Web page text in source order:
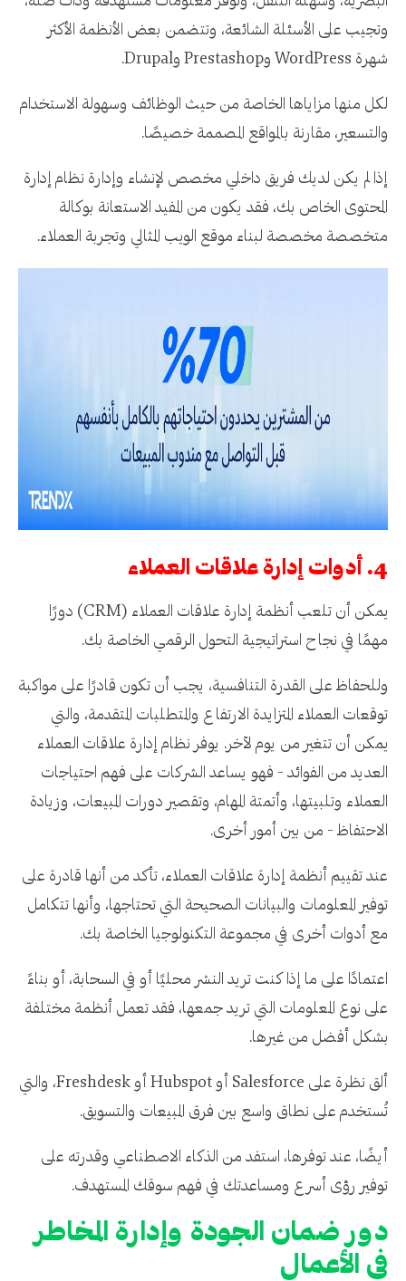
وتجيب على الأسئلة الشائعة، وتتضمن بعض الأنظمة الأكثر
شهرة WordPress وPrestashop وDrupal.
لكل منها مزاياها الخاصة من حيث الوظائف وسهولة الاستخدام
والتسعير، مقارنة بالمواقع المصممة خصيصًا.
إذا لم يكن لديك فريق داخلي مخصص لإنشاء وإدارة نظام إدارة
المحتوى الخاص بك، فقد يكون من المفيد الاستعانة بوكالة
متخصصة مخصصة لبناء موقع الويب المثالي وتجربة العملاء.
4. أدوات إدارة علاقات العملاء
يمكن أن تلعب أنظمة إدارة علاقات العملاء (CRM) دورًا
مهمًا في نجاح استراتيجية التحول الرقمي الخاصة بك.
وللحفاظ على القدرة التنافسية، يجب أن تكون قادرًا على مواكبة
توقعات العملاء المتزايدة الارتفاع والمتطلبات المتقدمة، والتي
يمكن أن تتغير من يوم لآخر. يوفر نظام إدارة علاقات العملاء
العديد من الفوائد - فهو يساعد الشركات على فهم احتياجات
العملاء وتلبيتها، وأتمتة المهام، وتقصير دورات المبيعات، وزيادة
الاحتفاظ - من بين أمور أخرى.
عند تقييم أنظمة إدارة علاقات العملاء، تأكد من أنها قادرة على
توفير المعلومات والبيانات الصحيحة التي تحتاجها، وأنها تتكامل
مع أدوات أخرى في مجموعة التكنولوجيا الخاصة بك.
اعتمادًا على ما إذا كنت تريد النشر محليًا أو في السحابة، أو بناءً
على نوع المعلومات التي تريد جمعها، فقد تعمل أنظمة مختلفة
بشكل أفضل من غيرها.
ألق نظرة على Salesforce أو Hubspot أو Freshdesk، والتي
تُستخدم على نطاق واسع بين فرق المبيعات والتسويق.
أيضًا، عند توفرها، استفد من الذكاء الاصطناعي وقدرته على
توفير رؤى أسرع ومساعدتك في فهم سوقك المستهدف.
دور ضمان الجودة وإدارة المخاطر
في الأعمال